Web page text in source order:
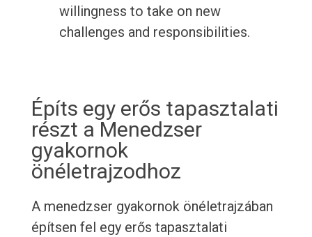
willingness to take on new
challenges and responsibilities.
Építs egy erős tapasztalati
részt a Menedzser
gyakornok
önéletrajzodhoz
A menedzser gyakornok önéletrajzában
építsen fel egy erős tapasztalati